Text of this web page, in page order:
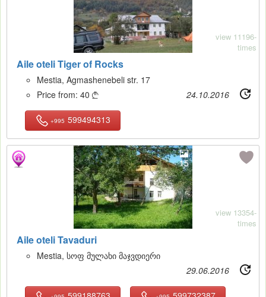
Aile oteli Tiger of Rocks
view 11196-
times
Mestia, Agmashenebeli str. 17
Price from: 40  24.10.2016
+995 599494313
15
Aile oteli Tavaduri
view 13354-
times
Mestia, სოფ მულახი მაჯვდიერი
29.06.2016